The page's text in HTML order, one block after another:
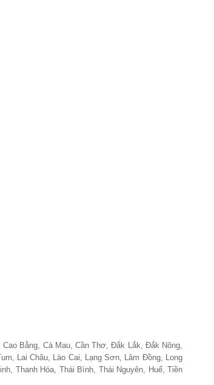
Bằng, Cà Mau, Cần Thơ, Đắk Lắk, Đắk Nông,
Lai Châu, Lào Cai, Lạng Sơn, Lâm Đồng, Long
Thanh Hóa, Thái Bình, Thái Nguyên, Huế, Tiền